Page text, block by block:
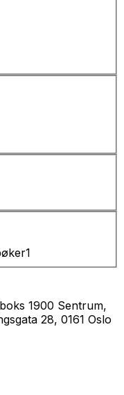
1
1900 Sentrum,
28, 0161 Oslo